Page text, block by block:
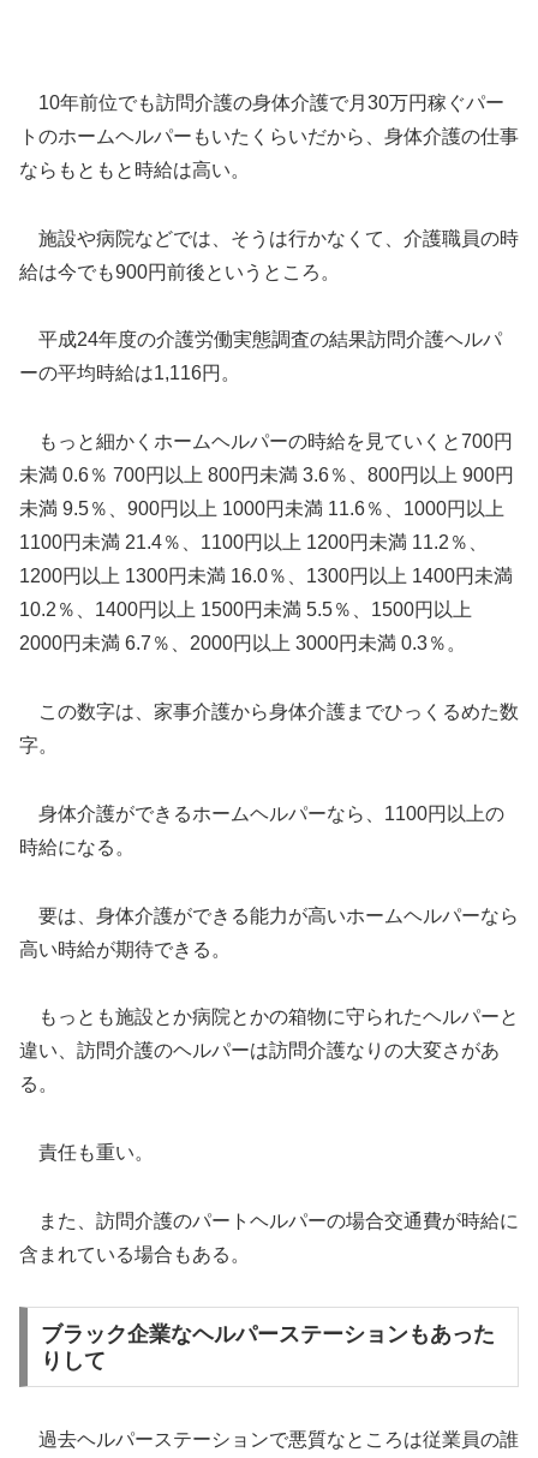
10年前位でも訪問介護の身体介護で月30万円稼ぐパー
トのホームヘルパーもいたくらいだから、身体介護の仕事
ならもともと時給は高い。
施設や病院などでは、そうは行かなくて、介護職員の時
給は今でも900円前後というところ。
平成24年度の介護労働実態調査の結果訪問介護ヘルパ
ーの平均時給は1,116円。
もっと細かくホームヘルパーの時給を見ていくと700円
未満 0.6％ 700円以上 800円未満 3.6％、800円以上 900円
未満 9.5％、900円以上 1000円未満 11.6％、1000円以上
1100円未満 21.4％、1100円以上 1200円未満 11.2％、
1200円以上 1300円未満 16.0％、1300円以上 1400円未満
10.2％、1400円以上 1500円未満 5.5％、1500円以上
2000円未満 6.7％、2000円以上 3000円未満 0.3％。
この数字は、家事介護から身体介護までひっくるめた数
字。
身体介護ができるホームヘルパーなら、1100円以上の
時給になる。
要は、身体介護ができる能力が高いホームヘルパーなら
高い時給が期待できる。
もっとも施設とか病院とかの箱物に守られたヘルパーと
違い、訪問介護のヘルパーは訪問介護なりの大変さがあ
る。
責任も重い。
また、訪問介護のパートヘルパーの場合交通費が時給に
含まれている場合もある。
ブラック企業なヘルパーステーションもあった
りして
過去ヘルパーステーションで悪質なところは従業員の誰